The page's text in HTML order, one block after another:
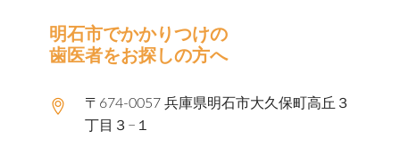
明石市でかかりつけの
歯医者をお探しの方へ
〒674-0057 兵庫県明石市大久保町高丘３
丁目３−１